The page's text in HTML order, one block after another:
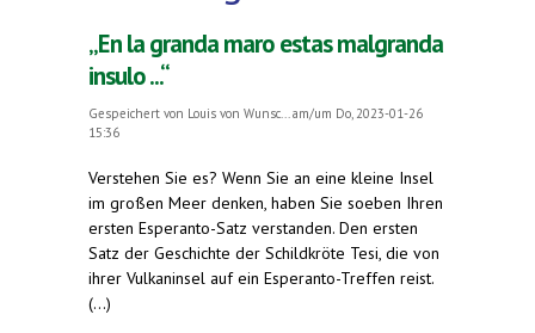
„En la granda maro estas malgranda
insulo ...“
Gespeichert von Louis von Wunsc...
am/um Do, 2023-01-26
15:36
Verstehen Sie es? Wenn Sie an eine kleine Insel
im großen Meer denken, haben Sie soeben Ihren
ersten Esperanto-Satz verstanden. Den ersten
Satz der Geschichte der Schildkröte Tesi, die von
ihrer Vulkaninsel auf ein Esperanto-Treffen reist.
(...)